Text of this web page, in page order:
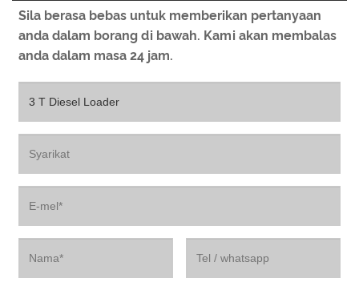
Sila berasa bebas untuk memberikan pertanyaan
anda dalam borang di bawah. Kami akan membalas
anda dalam masa 24 jam.